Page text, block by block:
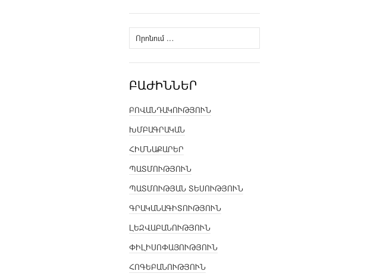
Որոնել՝
ԲԱԺԻՆՆԵՐ
ԲՈՎԱՆԴԱԿՈՒԹՅՈՒՆ
ԽՄԲԱԳՐԱԿԱՆ
ՀԻՄՆԱՔԱՐԵՐ
ՊԱՏՄՈՒԹՅՈՒՆ
ՊԱՏՄՈՒԹՅԱՆ ՏԵՍՈՒԹՅՈՒՆ
ԳՐԱԿԱՆԱԳԻՏՈՒԹՅՈՒՆ
ԼԵԶՎԱԲԱՆՈՒԹՅՈՒՆ
ՓԻԼԻՍՈՓԱՅՈՒԹՅՈՒՆ
ՀՈԳԵԲԱՆՈՒԹՅՈՒՆ